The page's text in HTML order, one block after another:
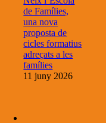
de Famílies,
una nova
proposta de
cicles formatius
adreçats a les
famílies
11 juny 2026